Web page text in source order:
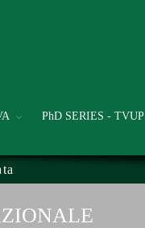
PhD SERIES - TVUP